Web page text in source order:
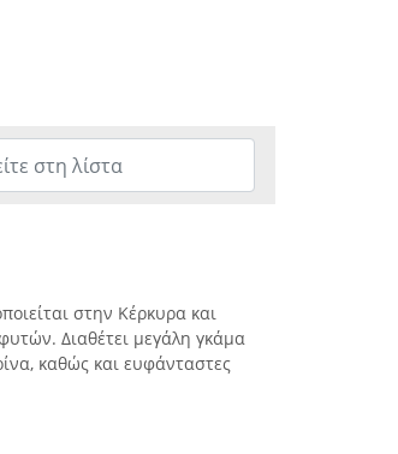
στην Κέρκυρα και
Διαθέτει μεγάλη γκάμα
καθώς και ευφάνταστες